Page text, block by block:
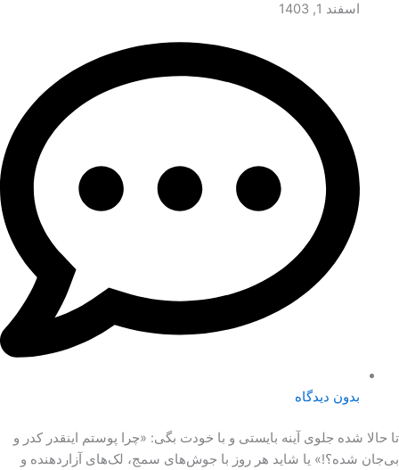
اسفند 1, 1403
بدون دیدگاه
تا حالا شده جلوی آینه بایستی و با خودت بگی: «چرا پوستم اینقدر کدر و
بی‌جان شده؟!» یا شاید هر روز با جوش‌های سمج، لک‌های آزاردهنده و